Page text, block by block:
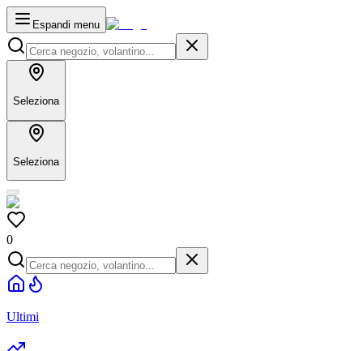
Espandi menu
Seleziona
Seleziona
0
Ultimi